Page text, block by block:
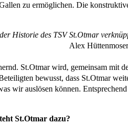
zu ermöglichen. Die
Historie des TSV St.Otmar
Alex
St.Otmar wird, gemeinsam mit
bewusst, dass St.Otmar
wir auslösen können.
St.Otmar dazu?